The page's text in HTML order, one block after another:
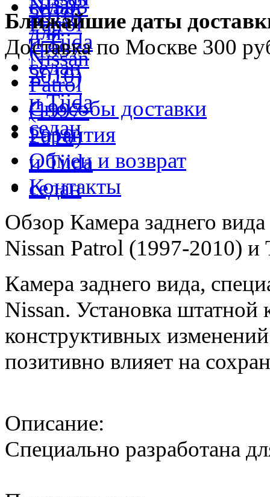
Ближайшие даты
Доставка по Москве 300
Способы доставки
Гарантия
Обмен и возврат
Контакты
Обзор Камера заднего
Nissan Patrol (1997-2010) и
Камера заднего вида,
Nissan. Установка штатной
конструктивных
позитивно влияет на
Описание:
Специально разработана